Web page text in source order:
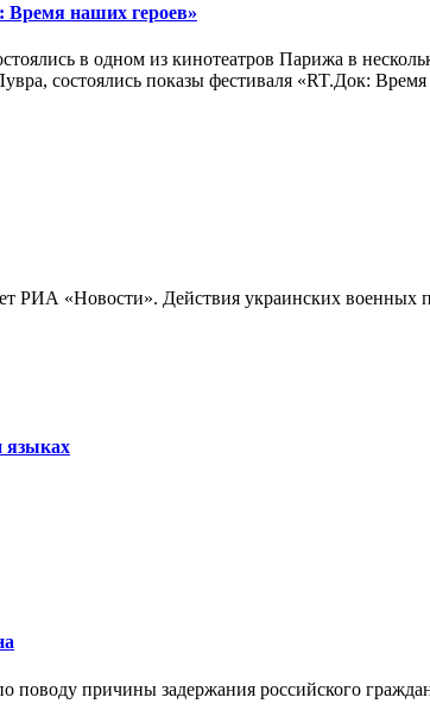
наших героев»
в одном из кинотеатров Парижа в
состоялись показы фестиваля «RT.Док:
«Новости». Действия украинских военных
языках
причины задержания российского